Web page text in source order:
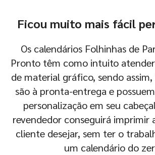
Ficou muito mais fácil
Os calendários Folhinhas de
Pronto têm como intuito
de material gráfico, sendo
são à pronta-entrega e
personalização em seu
revendedor conseguirá imprimir
cliente desejar, sem ter o
um calendário do